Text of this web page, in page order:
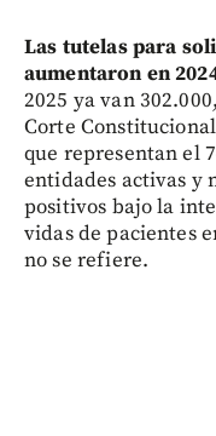
Las tutelas para
aumentaron en
2025 ya van
Corte
que representan el
entidades activas y
positivos bajo la
vidas de pacientes
no se refiere.